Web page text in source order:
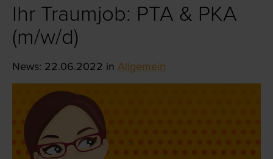
Ihr Traumjob: PTA & PKA
(m/w/d)
News: 22.06.2022 in Allgemein